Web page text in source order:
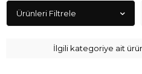
Ürünleri Filtrele
İlgili kategoriye ait